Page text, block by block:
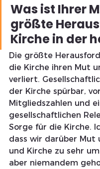
Was ist Ihrer
größte
Kirche in der
Die größte
die Kirche ihren Mut
verliert.
der Kirche spürbar,
Mitgliedszahlen und
gesellschaftlichen
Sorge für die Kirche.
dass wir darüber Mut
und Kirche zu sehr
aber niemandem